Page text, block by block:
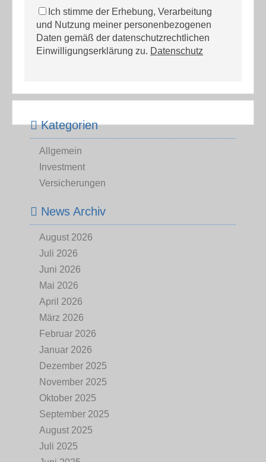
Ich stimme der Erhebung, Verarbeitung
und Nutzung meiner personenbezogenen
Daten gemäß der datenschutzrechtlichen
Einwilligungserklärung zu. Datenschutz
Kategorien
Allgemein
Investment
Versicherungen
News Archiv
August 2026
Juli 2026
Juni 2026
Mai 2026
April 2026
März 2026
Februar 2026
Januar 2026
Dezember 2025
November 2025
Oktober 2025
September 2025
August 2025
Juli 2025